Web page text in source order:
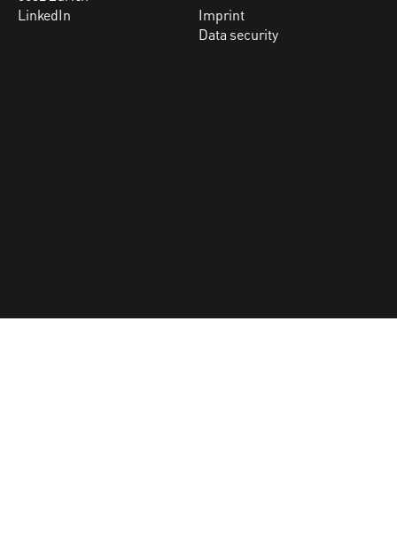
LinkedIn
Imprint
Data security